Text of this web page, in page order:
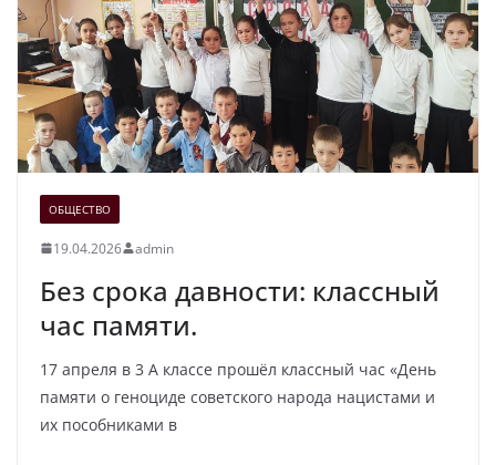
ОБЩЕСТВО
19.04.2026 admin
Без срока давности: классный
час памяти.
17 апреля в 3 А классе прошёл классный час «День
памяти о геноциде советского народа нацистами и
их пособниками в